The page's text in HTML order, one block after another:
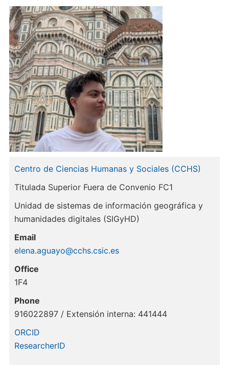
Centro de Ciencias Humanas y Sociales (CCHS)
Titulada Superior Fuera de Convenio FC1
Unidad de sistemas de información geográfica y
humanidades digitales (SIGyHD)
Email
elena.aguayo@cchs.csic.es
Office
1F4
Phone
916022897 / Extensión interna: 441444
ORCID
ResearcherID